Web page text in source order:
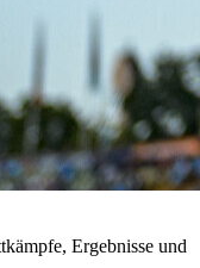
Ergebnisse und